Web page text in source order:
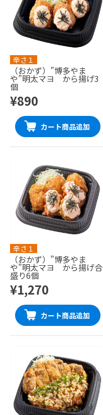
辛さ１
（おかず）”博多やま
や”明太マヨ から揚げ3
個
¥890
カート商品追加
辛さ１
（おかず）”博多やま
や”明太マヨ から揚げ合
盛り6個
¥1,270
カート商品追加